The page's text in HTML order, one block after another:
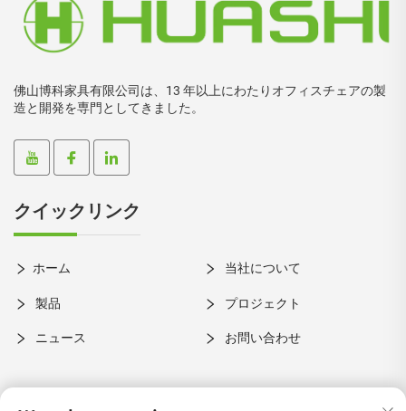
佛山博科家具有限公司は、13 年以上にわたりオフィスチェアの製
造と開発を専門としてきました。
クイックリンク
ホーム 当社について
製品 プロジェクト
ニュース お問い合わせ